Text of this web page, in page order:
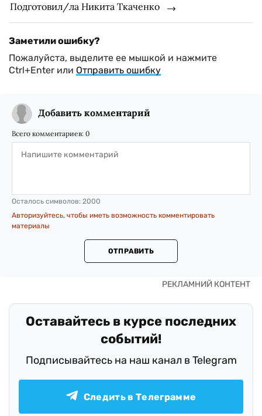
Подготовил/ла Никита Ткаченко
Заметили ошибку?
Пожалуйста, выделите ее мышкой и нажмите
Ctrl+Enter или Отправить ошибку
Добавить комментарий
Всего комментариев: 0
Осталось символов: 2000
Авторизуйтесь, чтобы иметь возможность комментировать
материалы
ОТПРАВИТЬ
Оставайтесь в курсе последних
событий!
Подписывайтесь на наш канал в Telegram
Следить в Телеграмме